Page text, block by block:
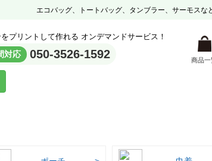
エコバッグ、トートバッグ、タンブラー、サーモスな
プリントして作れる オンデマンドサービス！
対応 050-3526-1592 商品一